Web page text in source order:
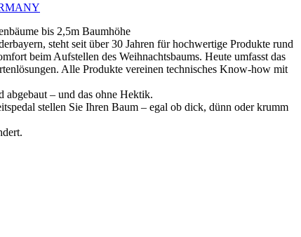
bis 2,5m Baumhöhe
steht seit über 30 Jahren für hochwertige Produkte rund
beim Aufstellen des Weihnachtsbaums. Heute umfasst das
Alle Produkte vereinen technisches Know-how mit
– und das ohne Hektik.
stellen Sie Ihren Baum – egal ob dick, dünn oder krumm